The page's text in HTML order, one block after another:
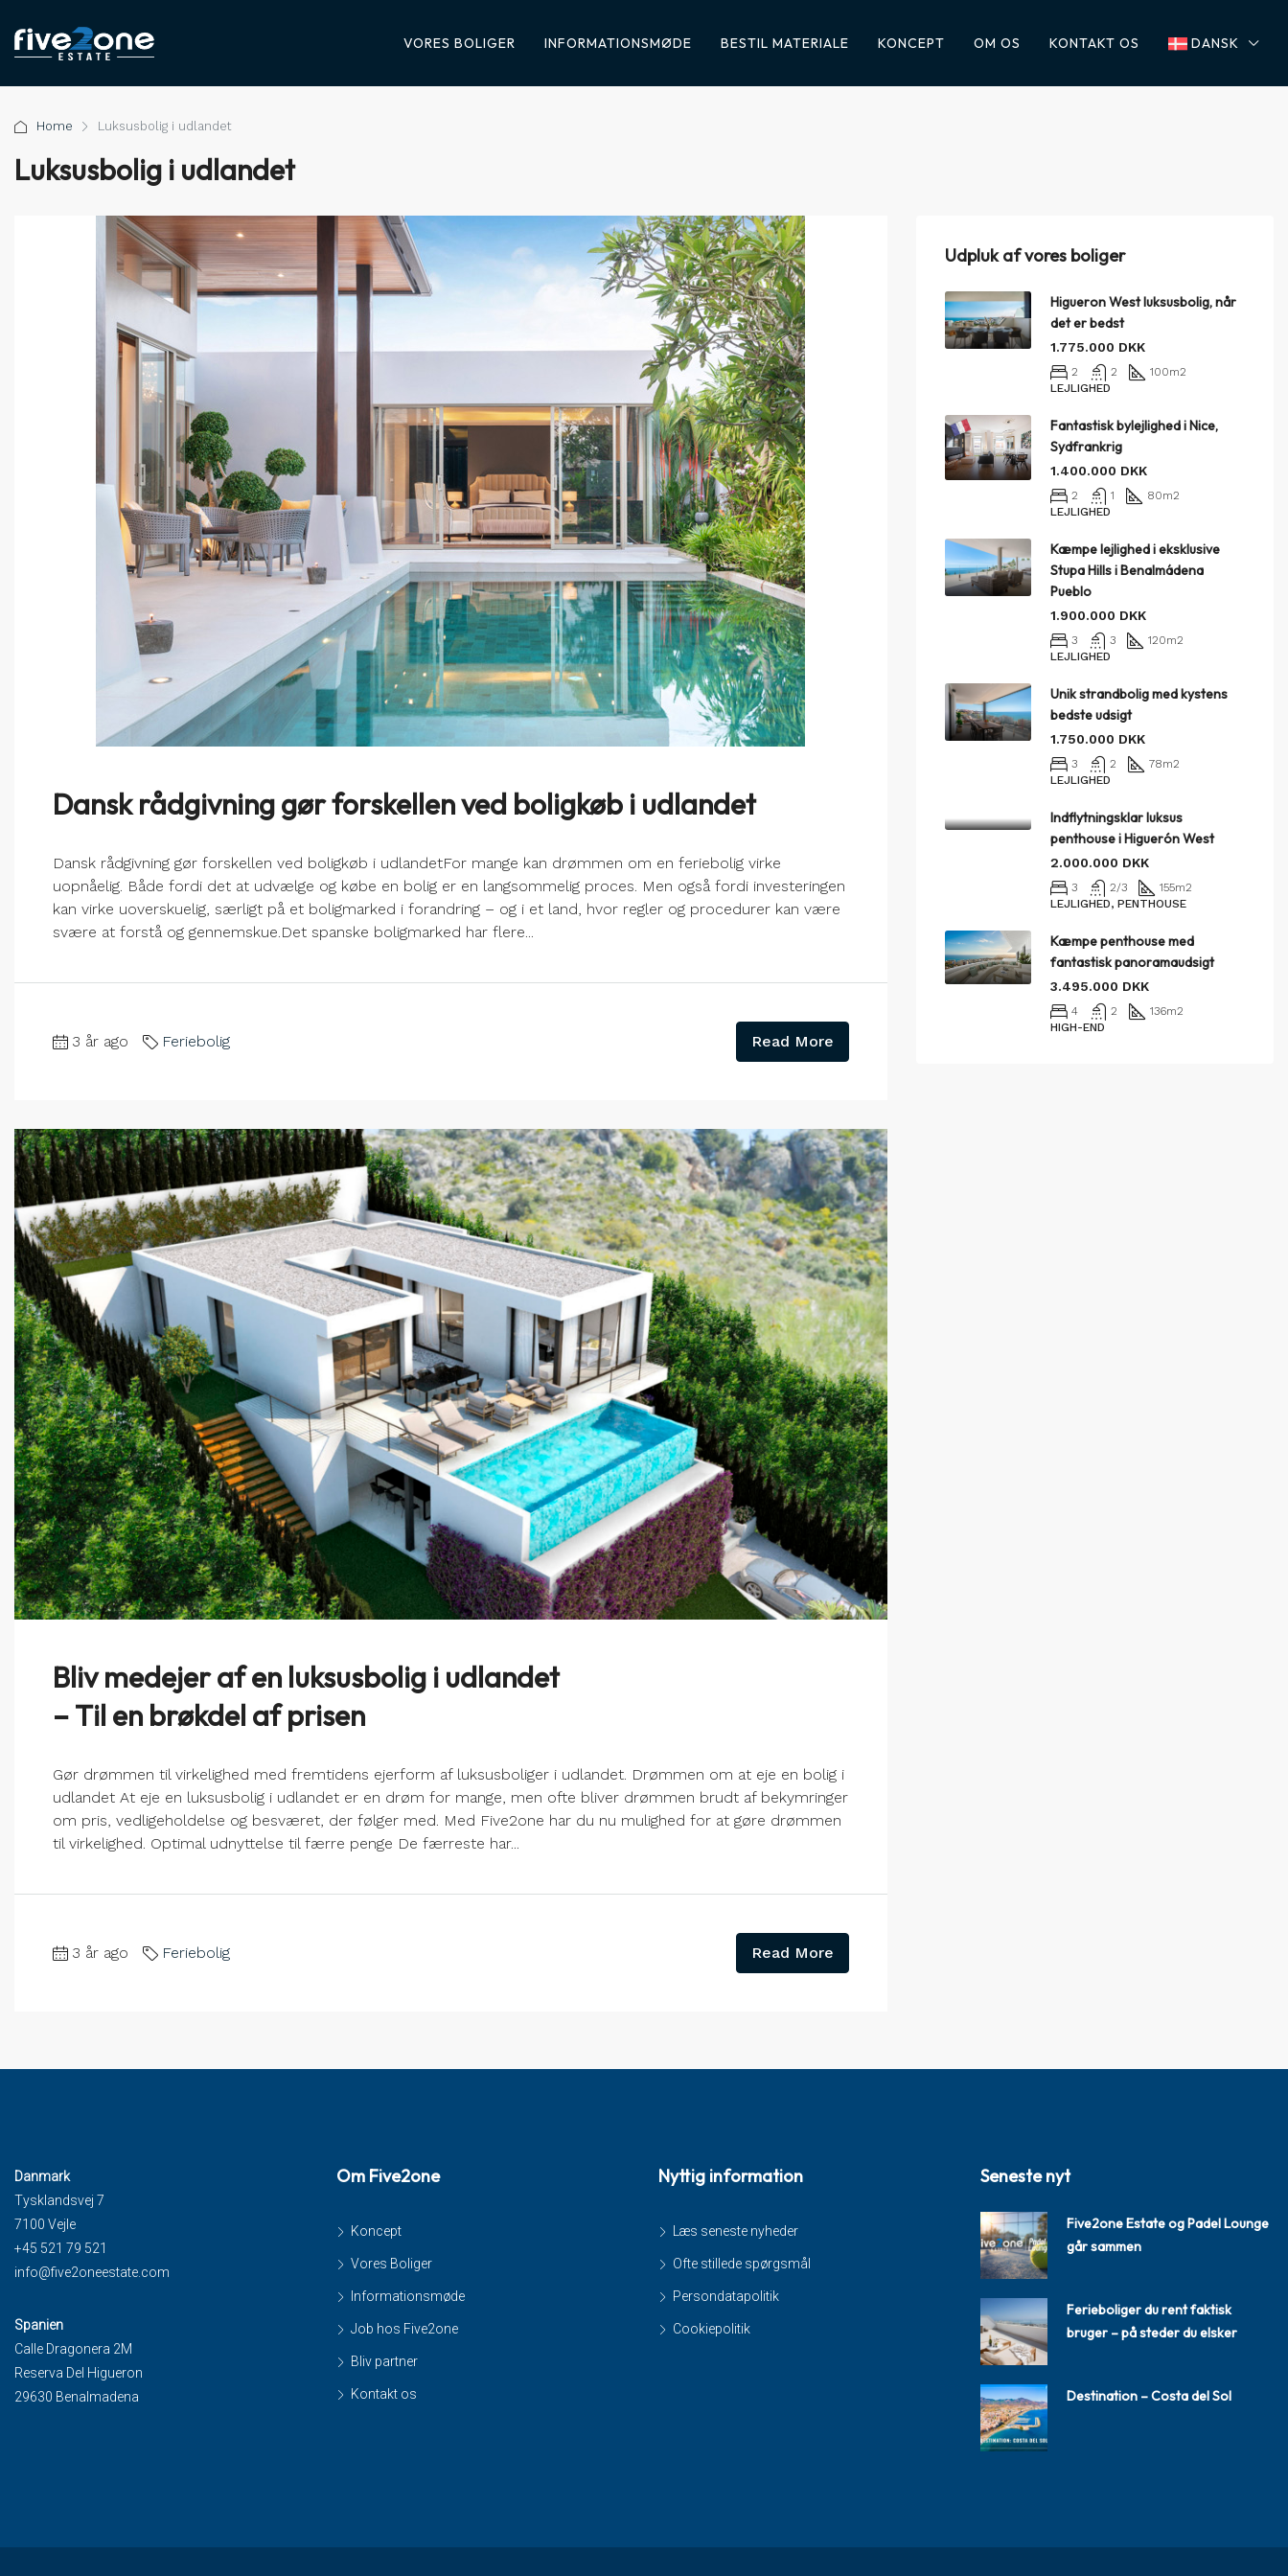
VORES BOLIGER INFORMATIONSMØDE BESTIL MATERIALE KONCEPT OM OS KONTAKT OS DANSK
Home Luksusbolig i udlandet
Luksusbolig i udlandet
Dansk rådgivning gør forskellen ved boligkøb i udlandet
Dansk rådgivning gør forskellen ved boligkøb i udlandetFor mange kan drømmen om en feriebolig virke
uopnåelig. Både fordi det at udvælge og købe en bolig er en langsommelig proces. Men også fordi investeringen
kan virke uoverskuelig, særligt på et boligmarked i forandring – og i et land, hvor regler og procedurer kan være
svære at forstå og gennemskue.Det spanske boligmarked har flere...
3 år ago Feriebolig Read More
Bliv medejer af en luksusbolig i udlandet
– Til en brøkdel af prisen
Gør drømmen til virkelighed med fremtidens ejerform af luksusboliger i udlandet. Drømmen om at eje en bolig i
udlandet At eje en luksusbolig i udlandet er en drøm for mange, men ofte bliver drømmen brudt af bekymringer
om pris, vedligeholdelse og besværet, der følger med. Med Five2one har du nu mulighed for at gøre drømmen
til virkelighed. Optimal udnyttelse til færre penge De færreste har...
3 år ago Feriebolig Read More
Udpluk af vores boliger
Higueron West luksusbolig, når
det er bedst
1.775.000 DKK
2 2 100m2
LEJLIGHED
Fantastisk bylejlighed i Nice,
Sydfrankrig
1.400.000 DKK
2 1 80m2
LEJLIGHED
Kæmpe lejlighed i eksklusive
Stupa Hills i Benalmádena
Pueblo
1.900.000 DKK
3 3 120m2
LEJLIGHED
Unik strandbolig med kystens
bedste udsigt
1.750.000 DKK
3 2 78m2
LEJLIGHED
Indflytningsklar luksus
penthouse i Higuerón West
2.000.000 DKK
3 2/3 155m2
LEJLIGHED, PENTHOUSE
Kæmpe penthouse med
fantastisk panoramaudsigt
3.495.000 DKK
4 2 136m2
HIGH-END
Danmark
Tysklandsvej 7
7100 Vejle
+45 521 79 521
info@five2oneestate.com
Spanien
Calle Dragonera 2M
Reserva Del Higueron
29630 Benalmadena
Om Five2one
Koncept
Vores Boliger
Informationsmøde
Job hos Five2one
Bliv partner
Kontakt os
Nyttig information
Læs seneste nyheder
Ofte stillede spørgsmål
Persondatapolitik
Cookiepolitik
Seneste nyt
Five2one Estate og Padel Lounge
går sammen
Ferieboliger du rent faktisk
bruger – på steder du elsker
Destination – Costa del Sol